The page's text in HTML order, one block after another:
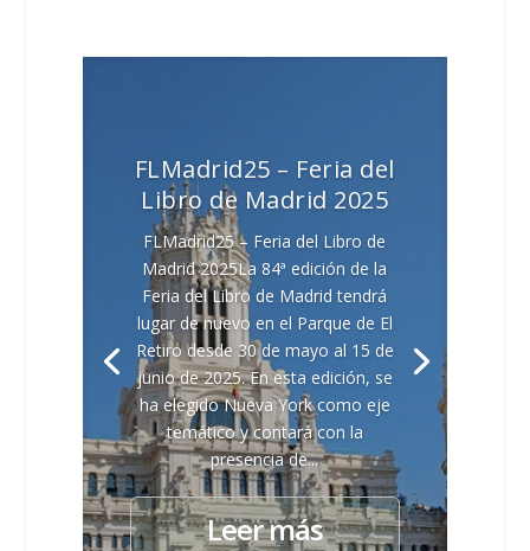
FLMadrid25 – Feria del
Libro de Madrid 2025
FLMadrid25 – Feria del Libro de
Madrid 2025La 84ª edición de la
Feria del Libro de Madrid tendrá
lugar de nuevo en el Parque de El
Retiro desde 30 de mayo al 15 de
junio de 2025. En esta edición, se
ha elegido Nueva York como eje
temático y contará con la
presencia de...
Leer más